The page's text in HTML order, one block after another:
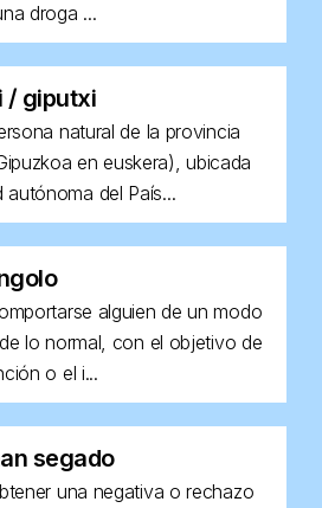
droga ...
/ giputxi
natural de la provincia
en euskera), ubicada
del País...
alguien de un modo
lo normal, con el objetivo de
o el i...
segado
una negativa o rechazo